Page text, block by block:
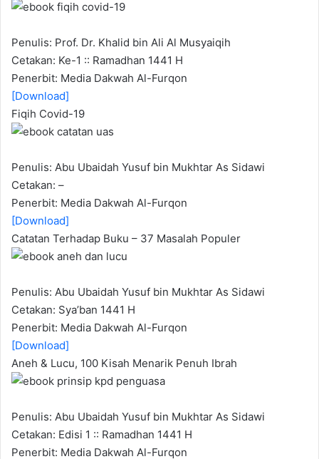
Penulis: Prof. Dr. Khalid bin Ali Al Musyaiqih
Cetakan: Ke-1 :: Ramadhan 1441 H
Penerbit: Media Dakwah Al-Furqon
[Download]
Fiqih Covid-19
Penulis: Abu Ubaidah Yusuf bin Mukhtar As Sidawi
Cetakan: –
Penerbit: Media Dakwah Al-Furqon
[Download]
Catatan Terhadap Buku – 37 Masalah Populer
Penulis: Abu Ubaidah Yusuf bin Mukhtar As Sidawi
Cetakan: Sya’ban 1441 H
Penerbit: Media Dakwah Al-Furqon
[Download]
Aneh & Lucu, 100 Kisah Menarik Penuh Ibrah
Penulis: Abu Ubaidah Yusuf bin Mukhtar As Sidawi
Cetakan: Edisi 1 :: Ramadhan 1441 H
Penerbit: Media Dakwah Al-Furqon